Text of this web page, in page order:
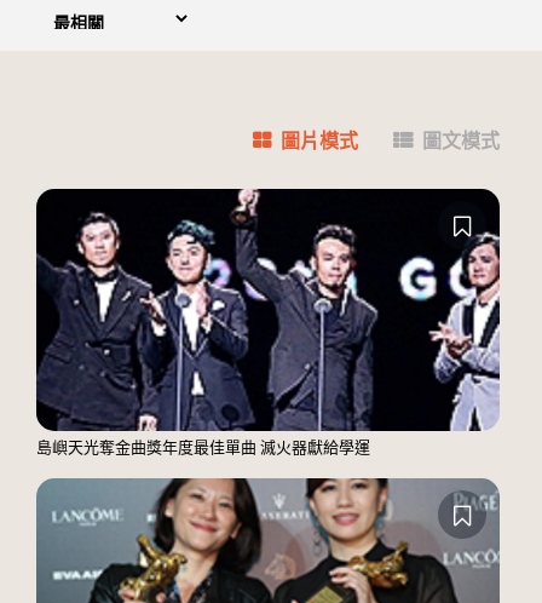
圖片模式 圖文模式
島嶼天光奪金曲獎年度最佳單曲 滅火器獻給學運